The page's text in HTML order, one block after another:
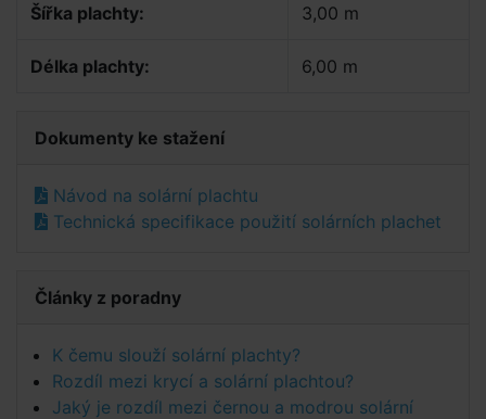
Šířka plachty: 3,00 m
Délka plachty: 6,00 m
Dokumenty ke stažení
Návod na solární plachtu
Technická specifikace použití solárních plachet
Články z poradny
K čemu slouží solární plachty?
Rozdíl mezi krycí a solární plachtou?
Jaký je rozdíl mezi černou a modrou solární